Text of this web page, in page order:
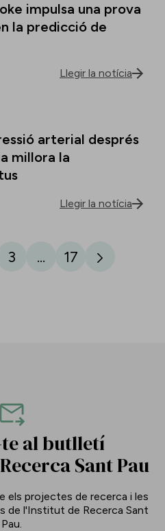
impulsa una prova
la predicció de
Llegir la notícia
arterial després
millora la
Llegir la notícia
3 ... 17
al butlletí
Sant Pau
projectes de recerca i les
de l'Institut de Recerca Sant
Pau.